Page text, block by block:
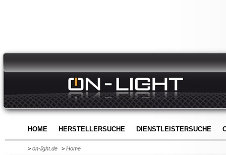
HOME HERSTELLERSUCHE DIENSTLEISTERSUCHE
> on-light.de > Home